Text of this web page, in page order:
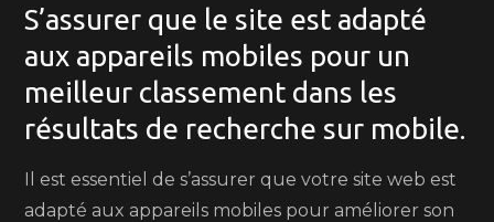
S’assurer que le site est adapté
aux appareils mobiles pour un
meilleur classement dans les
résultats de recherche sur mobile.
Il est essentiel de s’assurer que votre site web est
adapté aux appareils mobiles pour améliorer son